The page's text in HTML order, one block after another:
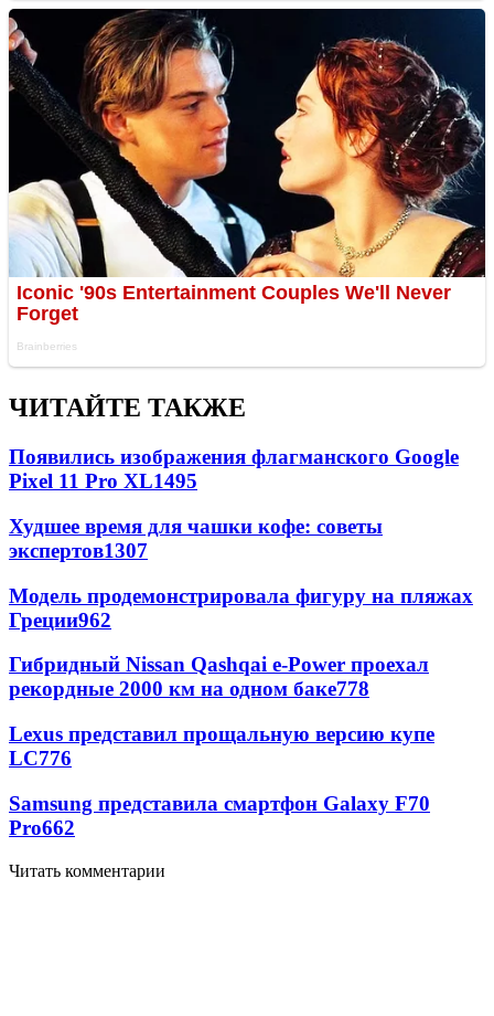
ЧИТАЙТЕ ТАКЖЕ
Появились изображения флагманского Google
Pixel 11 Pro XL1495
Худшее время для чашки кофе: советы
экспертов1307
Модель продемонстрировала фигуру на пляжах
Греции962
Гибридный Nissan Qashqai e-Power проехал
рекордные 2000 км на одном баке778
Lexus представил прощальную версию купе
LC776
Samsung представила смартфон Galaxy F70
Pro662
Читать комментарии